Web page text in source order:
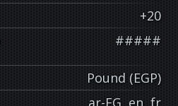
+20
#####
Pound (EGP)
ar-EG, en, fr